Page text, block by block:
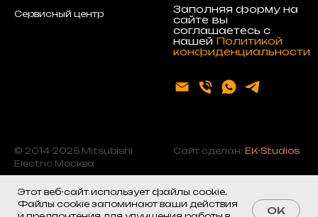
Запросить
Сервисный центр
Заполняя форму на
сайте вы
соглашаетесь с
нашей Политикой
конфиденциальности
© 2014-2025 Mitsubishi
Electric Москва
Сайт сделан: EK-Studios
Этот веб-сайт использует файлы cookie.
Файлы cookie запоминают ваши действия
OK